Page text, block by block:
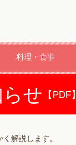
料理・食事
せ 【PDF】
解説します。